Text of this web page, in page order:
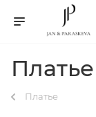
Платье